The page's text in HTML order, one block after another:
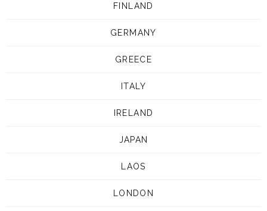
FINLAND
GERMANY
GREECE
ITALY
IRELAND
JAPAN
LAOS
LONDON